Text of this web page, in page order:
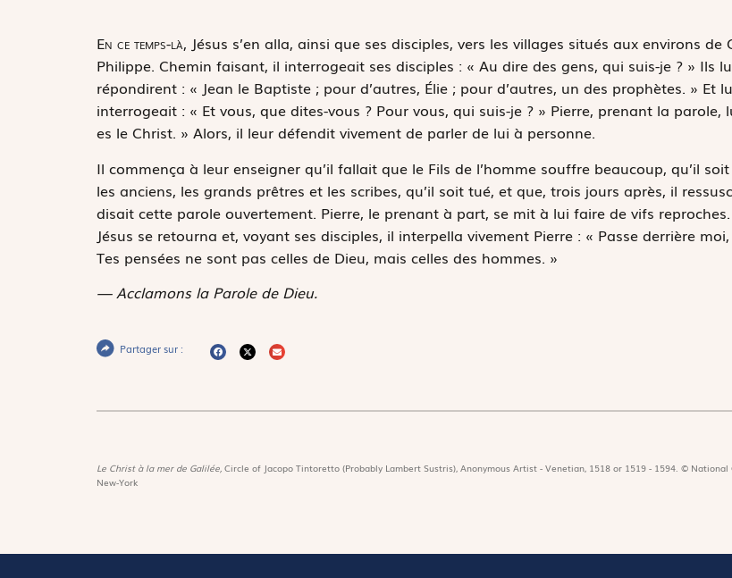
En ce temps-là, Jésus s’en alla, ainsi que ses disciples, vers les villages situés aux environs de
Philippe. Chemin faisant, il interrogeait ses disciples : « Au dire des gens, qui suis-je ? » Ils
répondirent : « Jean le Baptiste ; pour d’autres, Élie ; pour d’autres, un des prophètes. » Et
interrogeait : « Et vous, que dites-vous ? Pour vous, qui suis-je ? » Pierre, prenant la parole,
es le Christ. » Alors, il leur défendit vivement de parler de lui à personne.
Il commença à leur enseigner qu’il fallait que le Fils de l’homme souffre beaucoup, qu’il
les anciens, les grands prêtres et les scribes, qu’il soit tué, et que, trois jours après, il
disait cette parole ouvertement. Pierre, le prenant à part, se mit à lui faire de vifs
Jésus se retourna et, voyant ses disciples, il interpella vivement Pierre : « Passe derrière
Tes pensées ne sont pas celles de Dieu, mais celles des hommes. »
— Acclamons la Parole de Dieu.
Partager sur :
Le Christ à la mer de Galilée, Circle of Jacopo Tintoretto (Probably Lambert Sustris), Anonymous Artist - Venetian, 1518 or 1519 - 1594. © National
New-York